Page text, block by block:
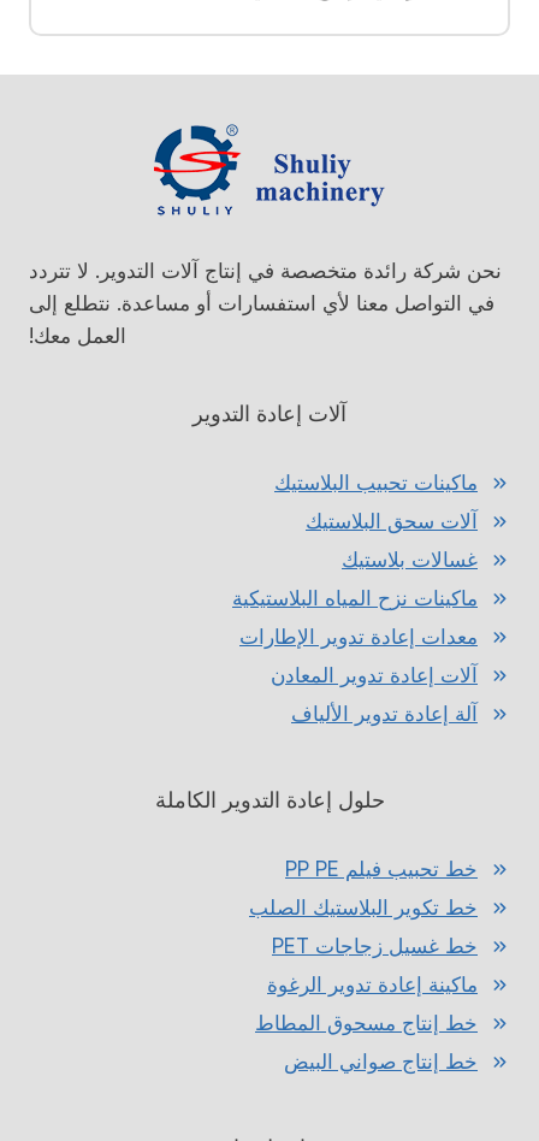
نحن شركة رائدة متخصصة في إنتاج آلات التدوير. لا تتردد
في التواصل معنا لأي استفسارات أو مساعدة. نتطلع إلى
العمل معك!
آلات إعادة التدوير
ماكينات تحبيب البلاستيك
آلات سحق البلاستيك
غسالات بلاستيك
ماكينات نزح المياه البلاستيكية
معدات إعادة تدوير الإطارات
آلات إعادة تدوير المعادن
آلة إعادة تدوير الألياف
حلول إعادة التدوير الكاملة
خط تحبيب فيلم PP PE
خط تكوير البلاستيك الصلب
خط غسيل زجاجات PET
ماكينة إعادة تدوير الرغوة
خط إنتاج مسحوق المطاط
خط إنتاج صواني البيض